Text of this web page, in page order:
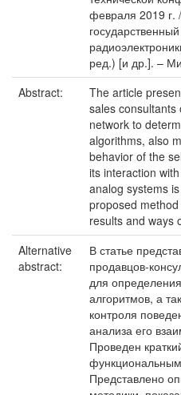
февраля 2019 г.
ред.) [и др.]. –
Abstract:
The article
sales consultants
network to
algorithms, also
behavior of the
its interaction
analog systems
proposed
results and ways
Alternative
abstract:
В статье
продавцов-
для
алгоритмов, а
контроля
анализа его
Проведен
Представлено